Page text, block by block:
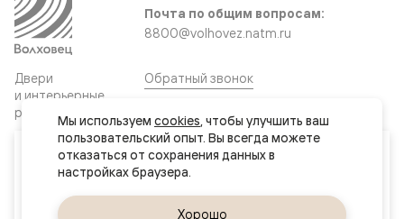
Ваш город
Нур-Султан (Астана)
Двери
и интерьерные
решения
Почта по общим вопросам:
8800@volhovez.natm.ru
Обратный звонок
Сайт не является публичной офертой
Правовая информация
Дизайн сайта совместно с агентством
Супрематика
Мы используем cookies, чтобы улучшить ваш
пользовательский опыт. Вы всегда можете
отказаться от сохранения данных в
Хорошо